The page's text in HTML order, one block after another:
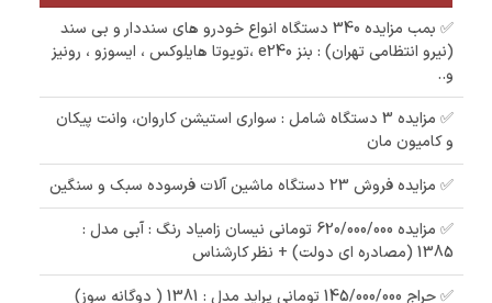
✅ بمب مزایده 340 دستگاه انواع خودرو های سنددار و بی سند
(نیرو انتظامی تهران) : بنز e240 ،تویوتا هایلوکس ، ایسوزو ، رونیز
و..
✅ مزایده 3 دستگاه شامل : سواری استیشن کاروان، وانت پیکان
و کامیون مان
✅ مزایده فروش 23 دستگاه ماشین آلات فرسوده سبک و سنگین
✅ مزایده 620/000/000 تومانی نیسان زامیاد رنگ : آبی مدل :
1385 (مصادره ای دولت) + نظر کارشناس
✅ حراج 145/000/000 تومانی پراید مدل : 1381 ( دوگانه سوز)